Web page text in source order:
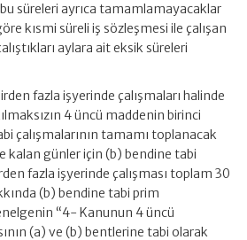
bu süreleri ayrıca tamamlamayacaklar
kısmi süreli iş sözleşmesi ile çalışan
aylara ait eksik süreleri
fazla işyerinde çalışmaları halinde
4 üncü maddenin birinci
çalışmalarının tamamı toplanacak
kalan günler için (b) bendine tabi
fazla işyerinde çalışması toplam 30
(b) bendine tabi prim
“4- Kanunun 4 üncü
(a) ve (b) bentlerine tabi olarak